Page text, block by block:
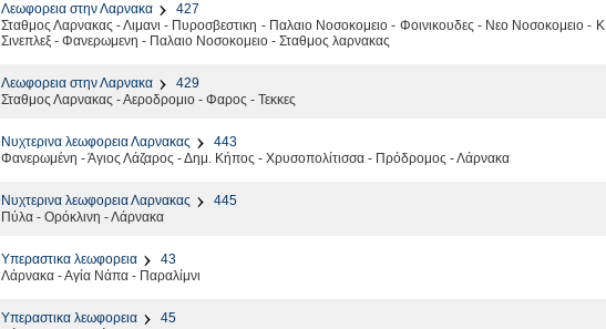
Λεωφορεια στην Λαρνακα
427
Σταθμος Λαρνακας - Λιμανι - Πυροσβεστικη - Παλαιο Νοσοκομειο - Φοινικουδες - Νεο Νοσοκομειο - Κ
Σινεπλεξ - Φανερωμενη - Παλαιο Νοσοκομειο - Σταθμος λαρνακας
Λεωφορεια στην Λαρνακα
429
Σταθμος Λαρνακας - Αεροδρομιο - Φαρος - Τεκκες
Νυχτερινα λεωφορεια Λαρνακας
443
Φανερωμένη - Άγιος Λάζαρος - Δημ. Κήπος - Χρυσοπολίτισσα - Πρόδρομος - Λάρνακα
Νυχτερινα λεωφορεια Λαρνακας
445
Πύλα - Ορόκλινη - Λάρνακα
Υπεραστικα λεωφορεια
43
Λάρνακα - Αγία Νάπα - Παραλίμνι
Υπεραστικα λεωφορεια
45